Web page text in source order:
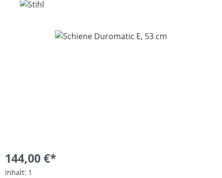
Bildergalerie überspringen
144,00 €*
Inhalt: 1